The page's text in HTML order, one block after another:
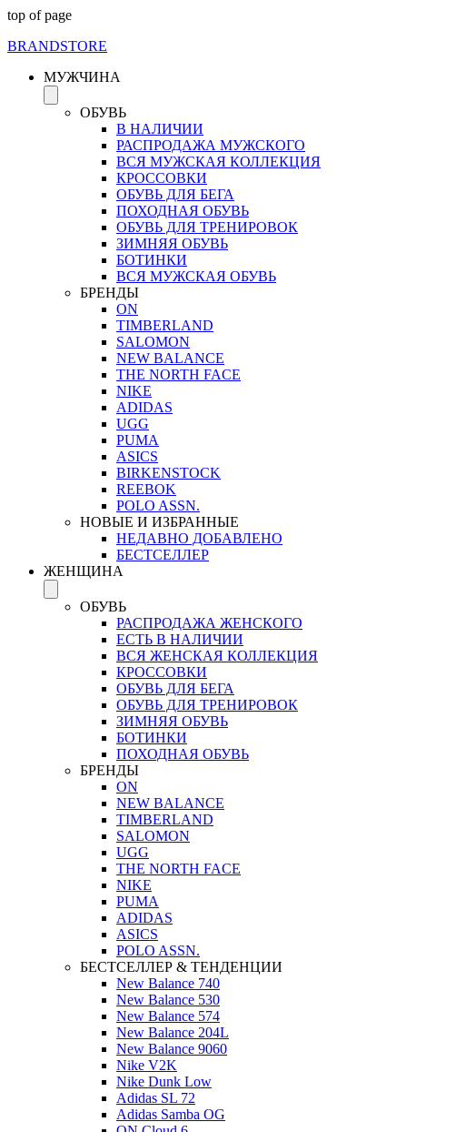
top of page
BRANDSTORE
МУЖЧИНА
ОБУВЬ
В НАЛИЧИИ
РАСПРОДАЖА МУЖСКОГО
ВСЯ МУЖСКАЯ КОЛЛЕКЦИЯ
КРОССОВКИ
ОБУВЬ ДЛЯ БЕГА
ПОХОДНАЯ ОБУВЬ
ОБУВЬ ДЛЯ ТРЕНИРОВОК
ЗИМНЯЯ ОБУВЬ
БОТИНКИ
ВСЯ МУЖСКАЯ ОБУВЬ
БРЕНДЫ
ON
TIMBERLAND
SALOMON
NEW BALANCE
THE NORTH FACE
NIKE
ADIDAS
UGG
PUMA
ASICS
BIRKENSTOCK
REEBOK
POLO ASSN.
НОВЫЕ И ИЗБРАННЫЕ
НЕДАВНО ДОБАВЛЕНО
БЕСТСЕЛЛЕР
ЖЕНЩИНА
ОБУВЬ
РАСПРОДАЖА ЖЕНСКОГО
ЕСТЬ В НАЛИЧИИ
ВСЯ ЖЕНСКАЯ КОЛЛЕКЦИЯ
КРОССОВКИ
ОБУВЬ ДЛЯ БЕГА
ОБУВЬ ДЛЯ ТРЕНИРОВОК
ЗИМНЯЯ ОБУВЬ
БОТИНКИ
ПОХОДНАЯ ОБУВЬ
БРЕНДЫ
ON
NEW BALANCE
TIMBERLAND
SALOMON
UGG
THE NORTH FACE
NIKE
PUMA
ADIDAS
ASICS
POLO ASSN.
БЕСТСЕЛЛЕР & ТЕНДЕНЦИИ
New Balance 740
New Balance 530
New Balance 574
New Balance 204L
New Balance 9060
Nike V2K
Nike Dunk Low
Adidas SL 72
Adidas Samba OG